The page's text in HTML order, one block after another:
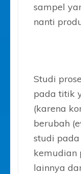
sampel
nanti
Studi
pada titik
(karena
berubah
studi
kemudian
lainnya